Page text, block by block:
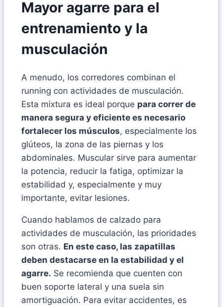
Mayor agarre para el
entrenamiento y la
musculación
A menudo, los corredores combinan el
running con actividades de musculación.
Esta mixtura es ideal porque para correr de
manera segura y eficiente es necesario
fortalecer los músculos, especialmente los
glúteos, la zona de las piernas y los
abdominales. Muscular sirve para aumentar
la potencia, reducir la fatiga, optimizar la
estabilidad y, especialmente y muy
importante, evitar lesiones.
Cuando hablamos de calzado para
actividades de musculación, las prioridades
son otras. En este caso, las zapatillas
deben destacarse en la estabilidad y el
agarre. Se recomienda que cuenten con
buen soporte lateral y una suela sin
amortiguación. Para evitar accidentes, es